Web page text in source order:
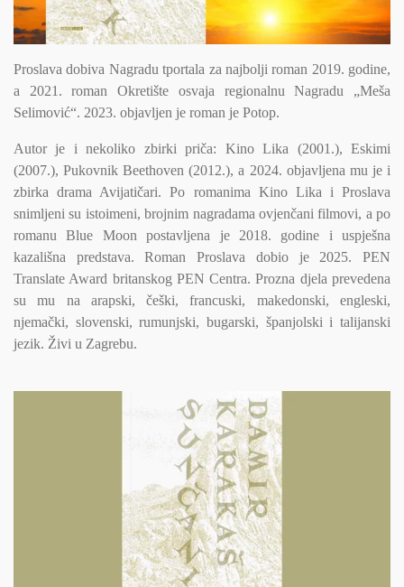
Proslava dobiva Nagradu tportala za najbolji roman 2019. godine,
a 2021. roman Okretište osvaja regionalnu Nagradu „Meša
Selimović“. 2023. objavljen je roman je Potop.
Autor je i nekoliko zbirki priča: Kino Lika (2001.), Eskimi
(2007.), Pukovnik Beethoven (2012.), a 2024. objavljena mu je i
zbirka drama Avijatičari. Po romanima Kino Lika i Proslava
snimljeni su istoimeni, brojnim nagradama ovjenčani filmovi, a po
romanu Blue Moon postavljena je 2018. godine i uspješna
kazališna predstava. Roman Proslava dobio je 2025. PEN
Translate Award britanskog PEN Centra. Prozna djela prevedena
su mu na arapski, češki, francuski, makedonski, engleski,
njemački, slovenski, rumunjski, bugarski, španjolski i talijanski
jezik. Živi u Zagrebu.